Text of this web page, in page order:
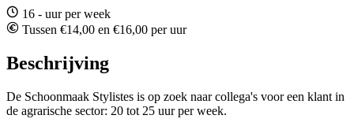
16 - uur per week
Tussen €14,00 en €16,00 per uur
Beschrijving
De Schoonmaak Stylistes is op zoek naar collega's voor een klant in
de agrarische sector: 20 tot 25 uur per week.